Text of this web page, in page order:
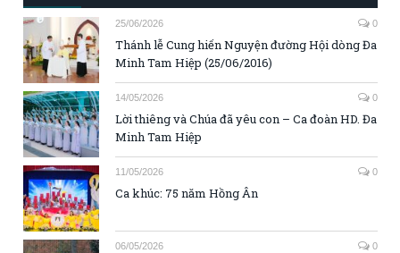
25/06/2026 0
Thánh lễ Cung hiến Nguyện đường Hội dòng Đa
Minh Tam Hiệp (25/06/2016)
14/05/2026 0
Lời thiêng và Chúa đã yêu con – Ca đoàn HD. Đa
Minh Tam Hiệp
11/05/2026 0
Ca khúc: 75 năm Hồng Ân
06/05/2026 0